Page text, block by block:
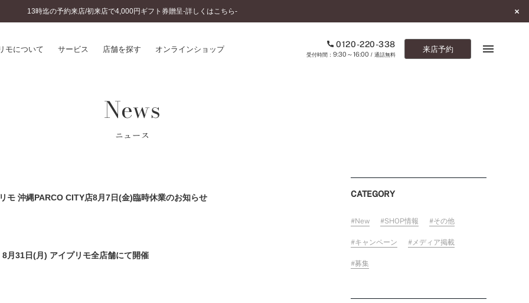
13時迄の予約来店/初来店で4,000円ギフト券贈呈-詳しくはこちら-
モについて サービス 店舗を探す オンラインショップ 0120-220-338
9:30～16:00/ 通話無料
来店予約
方法・仕上げ日数
婚約指輪とは
結婚指輪とは
セットリングとは
お客様の声
よくあるご質問
0120-220-338
News
ニュース
モ 沖縄PARCO CITY店8月7日(金)臨時休業のお知らせ
月31日(月) アイプリモ全店舗にて開催
CATEGORY
New SHOP情報 その他
キャンペーン メディア掲載
募集